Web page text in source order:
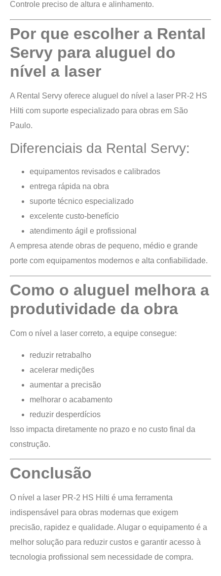
Controle preciso de altura e alinhamento.
Por que escolher a Rental
Servy para aluguel do
nível a laser
A Rental Servy oferece aluguel do nível a laser PR-2 HS
Hilti com suporte especializado para obras em São
Paulo.
Diferenciais da Rental Servy:
equipamentos revisados e calibrados
entrega rápida na obra
suporte técnico especializado
excelente custo-benefício
atendimento ágil e profissional
A empresa atende obras de pequeno, médio e grande
porte com equipamentos modernos e alta confiabilidade.
Como o aluguel melhora a
produtividade da obra
Com o nível a laser correto, a equipe consegue:
reduzir retrabalho
acelerar medições
aumentar a precisão
melhorar o acabamento
reduzir desperdícios
Isso impacta diretamente no prazo e no custo final da
construção.
Conclusão
O nível a laser PR-2 HS Hilti é uma ferramenta
indispensável para obras modernas que exigem
precisão, rapidez e qualidade. Alugar o equipamento é a
melhor solução para reduzir custos e garantir acesso à
tecnologia profissional sem necessidade de compra.